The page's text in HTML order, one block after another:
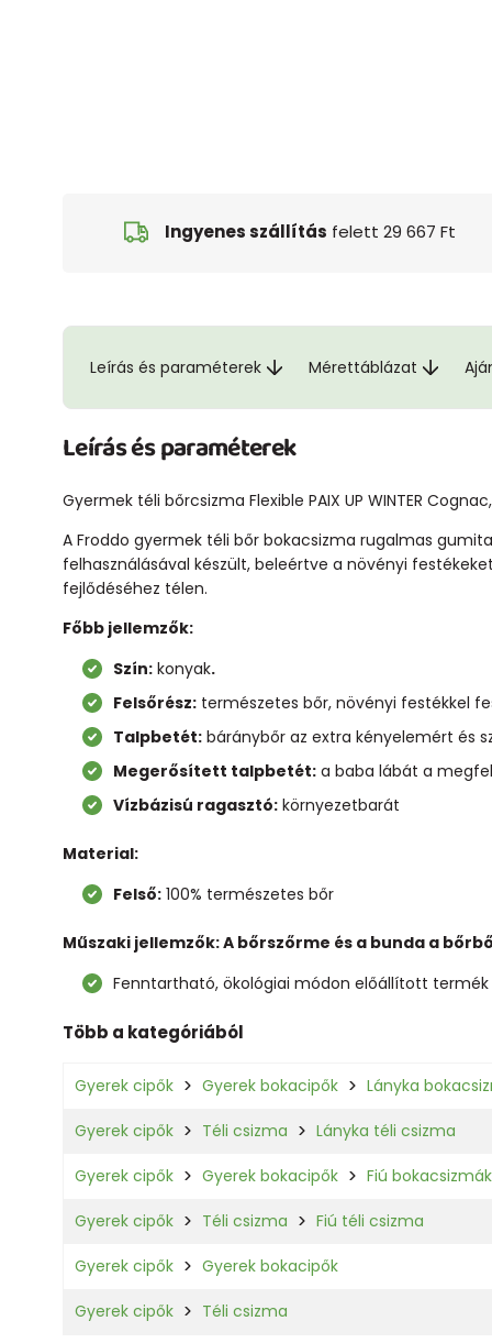
Ingyenes szállítás felett 29 667 Ft
Leírás és paraméterek Mérettáblázat
Leírás és paraméterek
Gyermek téli bőrcsizma Flexible PAIX UP WINTER
A Froddo gyermek téli bőr bokacsizma rugalmas
felhasználásával készült, beleértve a növényi
fejlődéséhez télen.
Főbb jellemzők:
Szín:konyak.
Felsőrész:természetes bőr, növényi festékkel
Talpbetét:báránybőr az extra kényelemért és
Megerősített talpbetét:a baba lábát a
Vízbázisú ragasztó:környezetbarát
Material:
Felső:100% természetes bőr
Műszaki jellemzők: A bőrszőrme és a bunda a
Fenntartható, ökológiai módon előállított termék
Több a kategóriából
Gyerek cipők Gyerek bokacipők Lányka
Gyerek cipők Téli csizma Lányka téli csizma
Gyerek cipők Gyerek bokacipők Fiú bokacsizmák
Gyerek cipők Téli csizma Fiú téli csizma
Gyerek cipők Gyerek bokacipők
Gyerek cipők Téli csizma